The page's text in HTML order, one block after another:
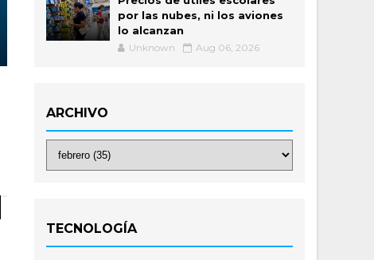
por las nubes, ni los aviones
lo alcanzan
Unknown Aug 06, 2026
ARCHIVO
TECNOLOGÍA